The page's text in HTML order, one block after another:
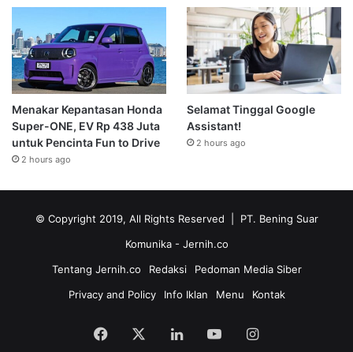
Menakar Kepantasan Honda
Super-ONE, EV Rp 438 Juta
untuk Pencinta Fun to Drive
2 hours ago
Selamat Tinggal Google
Assistant!
2 hours ago
© Copyright 2019, All Rights Reserved | PT. Bening Suar
Komunika - Jernih.co
Tentang Jernih.co
Redaksi
Pedoman Media Siber
Privacy and Policy
Info Iklan Menu Kontak
Facebook LinkedInYouTubeInstagram